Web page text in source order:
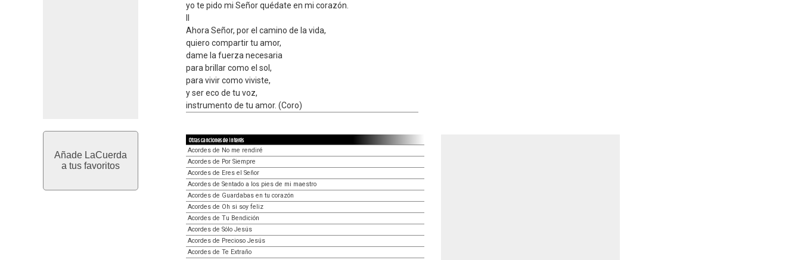
Añade LaCuerda
a tus favoritos
yo te pido mi Señor quédate en mi corazón.
Ahora Señor, por el camino de la vida,
quiero compartir tu amor,
dame la fuerza necesaria
para brillar como el sol,
para vivir como viviste,
y ser eco de tu voz,
instrumento de tu amor. (Coro)
Otras canciones de interés
Acordes de No me rendiré
Acordes de Por Siempre
Acordes de Eres el Señor
Acordes de Sentado a los pies de mi maestro
Acordes de Guardabas en tu corazón
Acordes de Oh si soy feliz
Acordes de Tu Bendición
Acordes de Sólo Jesús
Acordes de Precioso Jesús
Acordes de Te Extraño